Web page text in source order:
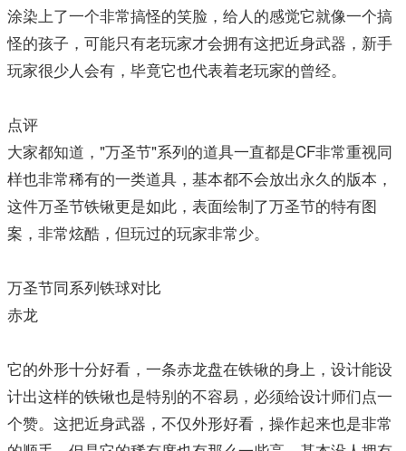
涂染上了一个非常搞怪的笑脸，给人的感觉它就像一个搞
怪的孩子，可能只有老玩家才会拥有这把近身武器，新手
玩家很少人会有，毕竟它也代表着老玩家的曾经。
点评
大家都知道，"万圣节"系列的道具一直都是CF非常重视同
样也非常稀有的一类道具，基本都不会放出永久的版本，
这件万圣节铁锹更是如此，表面绘制了万圣节的特有图
案，非常炫酷，但玩过的玩家非常少。
万圣节同系列铁球对比
赤龙
它的外形十分好看，一条赤龙盘在铁锹的身上，设计能设
计出这样的铁锹也是特别的不容易，必须给设计师们点一
个赞。这把近身武器，不仅外形好看，操作起来也是非常